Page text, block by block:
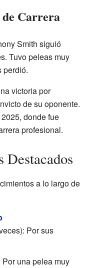
de Carrera
Smith siguió
Tuvo peleas muy
perdió.
victoria por
de su oponente.
donde fue
profesional.
Destacados
a lo largo de
Por sus
una pelea muy